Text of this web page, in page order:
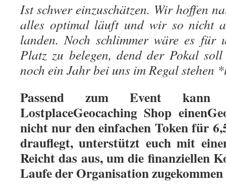
Ist schwer einzuschätzen. Wir hoffen
alles optimal läuft und wir so nicht
landen. Noch schlimmer wäre es für
Platz zu belegen, dend der Pokal
noch ein Jahr bei uns im Regal stehen
Passend zum Event
LostplaceGeocaching Shop
nicht nur den einfachen Token für
drauflegt, unterstützt euch mit
Reicht das aus, um die finanziellen
Laufe der Organisation zugekommen